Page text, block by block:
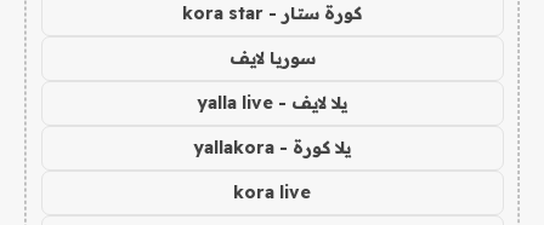
كورة ستار - kora star
سوريا لايف
يلا لايف - yalla live
يلا كورة - yallakora
kora live